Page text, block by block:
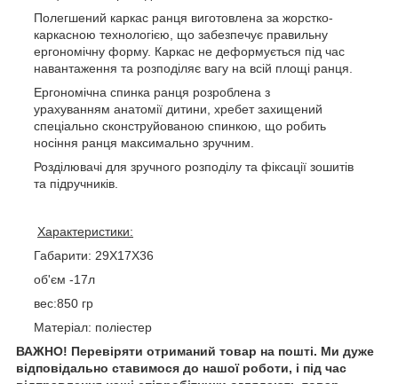
Полегшений каркас ранця виготовлена за жорстко-
каркасною технологією, що забезпечує правильну
ергономічну форму. Каркас не деформується під час
навантаження та розподіляє вагу на всій площі ранця.
Ергономічна спинка ранця розроблена з
урахуванням анатомії дитини, хребет захищений
спеціально сконструйованою спинкою, що робить
носіння ранця максимально зручним.
Розділювачі для зручного розподілу та фіксації зошитів
та підручників.
Характеристики:
Габарити: 29Х17Х36
об'єм -17л
вес:850 гр
Матеріал: поліестер
ВАЖНО! Перевіряти отриманий товар на пошті. Ми дуже
відповідально ставимося до нашої роботи, і під час